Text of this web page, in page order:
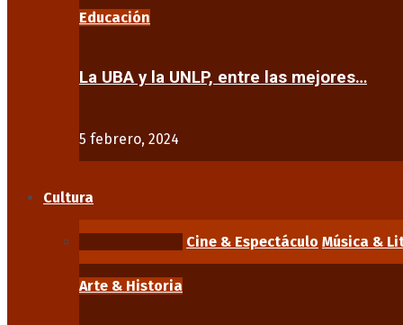
Educación
La UBA y la UNLP, entre las mejores…
5 febrero, 2024
Cultura
Cine & Espectáculo Música &
Arte & Historia